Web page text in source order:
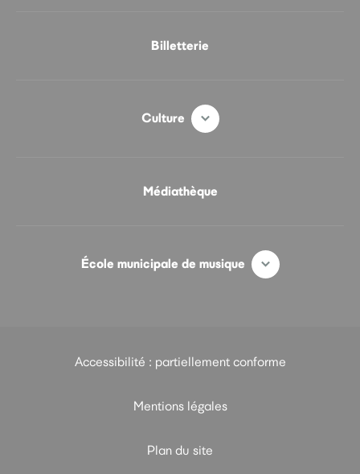
Billetterie
Culture
Médiathèque
École municipale de musique
Accessibilité : partiellement conforme
Mentions légales
Plan du site